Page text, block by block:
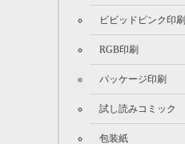
ビビッドピンク印刷
RGB印刷
パッケージ印刷
試し読みコミック
包装紙